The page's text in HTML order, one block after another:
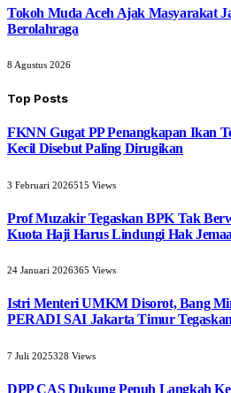
Tokoh Muda Aceh Ajak Masyarakat
Berolahraga
8 Agustus 2026
Top Posts
FKNN Gugat PP Penangkapan Ikan
Kecil Disebut Paling Dirugikan
3 Februari 2026515 Views
Prof Muzakir Tegaskan BPK Tak
Kuota Haji Harus Lindungi Hak
24 Januari 2026365 Views
Istri Menteri UMKM Disorot, Bang
PERADI SAI Jakarta Timur
7 Juli 2025328 Views
DPP CAS Dukung Penuh Langkah